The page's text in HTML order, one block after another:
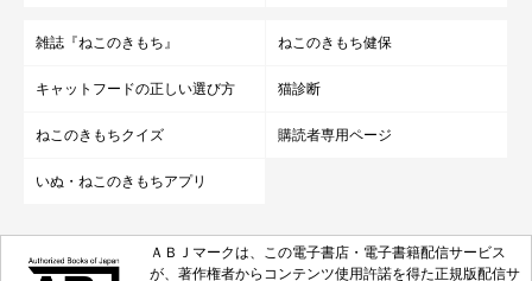
写真提供・取材協力／ @aka_omanju_boysさん／X（旧Twitter）
取材・文／雨宮カイ
2026年5月時点の情報であり、現在と異なる場合があります。
雑誌『ねこのきもち』 ねこのきもち健保
キャットフードの正しい選び方 猫診断
ねこのきもちクイズ 購読者専用ページ
いぬ・ねこのきもちアプリ
ＡＢＪマークは、この電子書店・電子書籍配信サービス
が、著作権者からコンテンツ使用許諾を得た正規版配信サ